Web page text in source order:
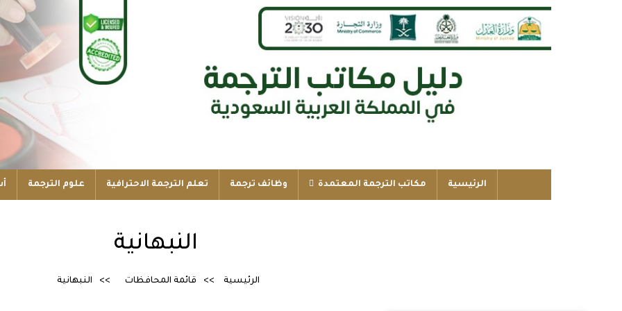
الرئيسية مكاتب الترجمة المعتمدة وظائف ترجمة تعلم الترجمة الاحترافية علوم الترجمة
النبهانية
الرئيسية قائمة المحافظات النبهانية